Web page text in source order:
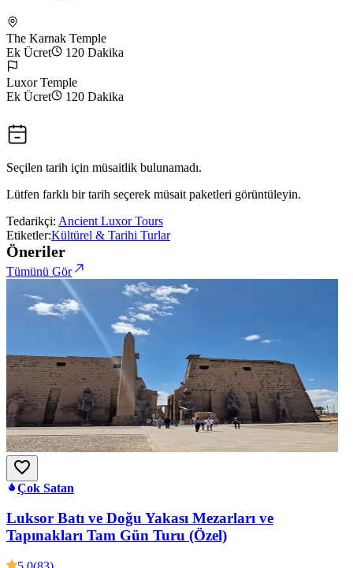
The Karnak Temple
Ek Ücret
120 Dakika
Luxor Temple
Ek Ücret
120 Dakika
Seçilen tarih için müsaitlik bulunamadı.
Lütfen farklı bir tarih seçerek müsait paketleri görüntüleyin.
Tedarikçi: Ancient Luxor Tours
Etiketler:Kültürel & Tarihi Turlar
Öneriler
Tümünü Gör
Çok Satan
Luksor Batı ve Doğu Yakası Mezarları ve
Tapınakları Tam Gün Turu (Özel)